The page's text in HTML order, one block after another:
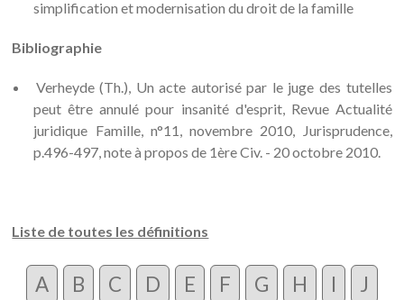
simplification et modernisation du droit de la famille
Bibliographie
Verheyde (Th.), Un acte autorisé par le juge des tutelles
peut être annulé pour insanité d'esprit, Revue Actualité
juridique Famille, n°11, novembre 2010, Jurisprudence,
p.496-497, note à propos de 1ère Civ. - 20 octobre 2010.
Liste de toutes les définitions
A B C D E F G H I J